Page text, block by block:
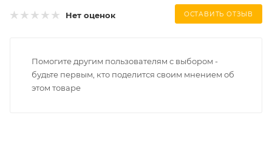
Нет оценок ОСТАВИТЬ ОТЗЫВ
Помогите другим пользователям с выбором -
будьте первым, кто поделится своим мнением об
этом товаре